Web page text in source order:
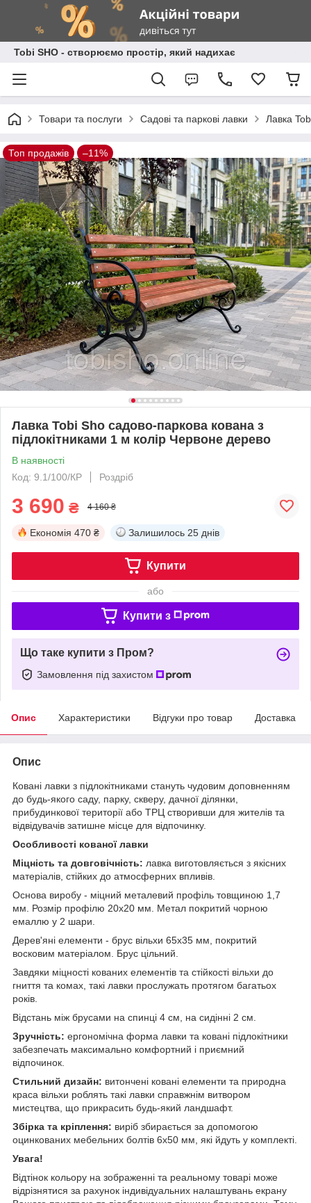
Tobi SHO - створюємо простір, який надихає
Товари та послуги Садові та паркові лавки Лавка
Топ продажів –11%
Лавка Tobi Sho садово-паркова кована з
підлокітниками 1 м колір Червоне дерево
В наявності
Код: 9.1/100/КР
Роздріб
3 690 ₴ 4 160 ₴
Економія 470 ₴ Залишилось 25 днів
Купити
або
Купити з
Що таке купити з Пром?
Замовлення під захистом
Опис Характеристики Відгуки про товар Доставка
Опис
Ковані лавки з підлокітниками стануть чудовим доповненням
до будь-якого саду, парку, скверу, дачної ділянки,
прибудинкової території або ТРЦ створивши для жителів та
відвідувачів затишне місце для відпочинку.
Особливості кованої лавки
Міцність та довговічність: лавка виготовляється з якісних
матеріалів, стійких до атмосферних впливів.
Основа виробу - міцний металевий профіль товщиною 1,7
мм. Розмір профілю 20х20 мм. Метал покритий чорною
емаллю у 2 шари.
Дерев'яні елементи - брус вільхи 65х35 мм, покритий
восковим матеріалом. Брус цільний.
Завдяки міцності кованих елементів та стійкості вільхи до
гниття та комах, такі лавки прослужать протягом багатьох
років.
Відстань між брусами на спинці 4 см, на сидінні 2 см.
Зручність: ергономічна форма лавки та ковані підлокітники
забезпечать максимально комфортний і приємний
відпочинок.
Стильний дизайн: витончені ковані елементи та природна
краса вільхи роблять такі лавки справжнім витвором
мистецтва, що прикрасить будь-який ландшафт.
Збірка та кріплення: виріб збирається за допомогою
оцинкованих мебельних болтів 6х50 мм, які йдуть у комплекті.
Увага!
Відтінок кольору на зображенні та реальному товарі може
відрізнятися за рахунок індивідуальних налаштувань екрану